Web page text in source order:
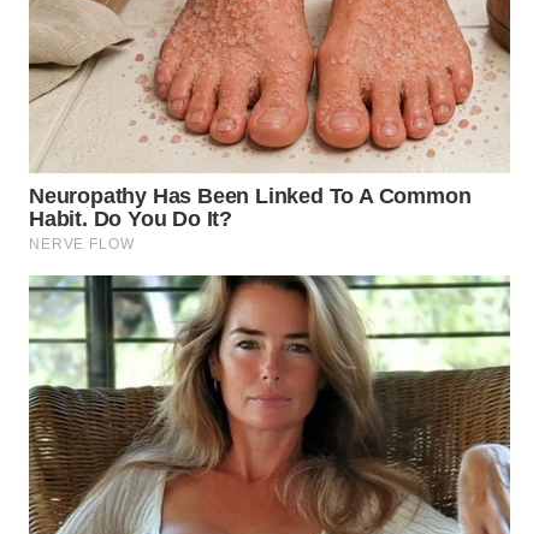
WN
SAMOSIR
WN
PADANG
WN
SUMEDANG
WN
CIANJUR
WN
KEPULAUAN
SERIBU
WN